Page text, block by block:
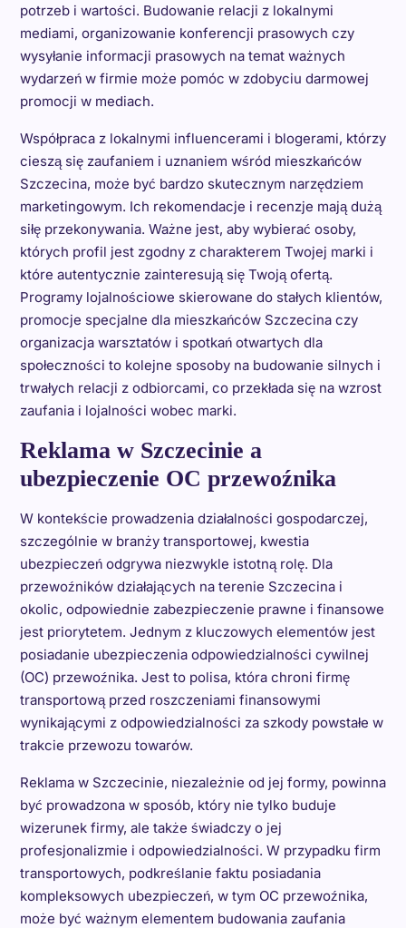
potrzeb i wartości. Budowanie relacji z lokalnymi
mediami, organizowanie konferencji prasowych czy
wysyłanie informacji prasowych na temat ważnych
wydarzeń w firmie może pomóc w zdobyciu darmowej
promocji w mediach.
Współpraca z lokalnymi influencerami i blogerami, którzy
cieszą się zaufaniem i uznaniem wśród mieszkańców
Szczecina, może być bardzo skutecznym narzędziem
marketingowym. Ich rekomendacje i recenzje mają dużą
siłę przekonywania. Ważne jest, aby wybierać osoby,
których profil jest zgodny z charakterem Twojej marki i
które autentycznie zainteresują się Twoją ofertą.
Programy lojalnościowe skierowane do stałych klientów,
promocje specjalne dla mieszkańców Szczecina czy
organizacja warsztatów i spotkań otwartych dla
społeczności to kolejne sposoby na budowanie silnych i
trwałych relacji z odbiorcami, co przekłada się na wzrost
zaufania i lojalności wobec marki.
Reklama w Szczecinie a
ubezpieczenie OC przewoźnika
W kontekście prowadzenia działalności gospodarczej,
szczególnie w branży transportowej, kwestia
ubezpieczeń odgrywa niezwykle istotną rolę. Dla
przewoźników działających na terenie Szczecina i
okolic, odpowiednie zabezpieczenie prawne i finansowe
jest priorytetem. Jednym z kluczowych elementów jest
posiadanie ubezpieczenia odpowiedzialności cywilnej
(OC) przewoźnika. Jest to polisa, która chroni firmę
transportową przed roszczeniami finansowymi
wynikającymi z odpowiedzialności za szkody powstałe w
trakcie przewozu towarów.
Reklama w Szczecinie, niezależnie od jej formy, powinna
być prowadzona w sposób, który nie tylko buduje
wizerunek firmy, ale także świadczy o jej
profesjonalizmie i odpowiedzialności. W przypadku firm
transportowych, podkreślanie faktu posiadania
kompleksowych ubezpieczeń, w tym OC przewoźnika,
może być ważnym elementem budowania zaufania